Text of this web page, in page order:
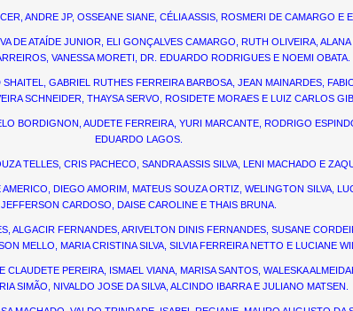
ANDRE JP, OSSEANE SIANE, CÉLIA ASSIS, ROSMERI DE CAMARGO E
DE ATAÍDE JUNIOR, ELI GONÇALVES CAMARGO, RUTH OLIVEIRA, ALANA
VANESSA MORETI, DR. EDUARDO RODRIGUES E NOEMI OBATA.
SHAITEL, GABRIEL RUTHES FERREIRA BARBOSA, JEAN MAINARDES,
SCHNEIDER, THAYSA SERVO, ROSIDETE MORAES E LUIZ CARLOS
BORDIGNON, AUDETE FERREIRA, YURI MARCANTE, RODRIGO
EDUARDO LAGOS.
TELLES, CRIS PACHECO, SANDRA ASSIS SILVA, LENI MACHADO E
DIEGO AMORIM, MATEUS SOUZA ORTIZ, WELINGTON SILVA,
JEFFERSON CARDOSO, DAISE CAROLINE E THAIS BRUNA.
ALGACIR FERNANDES, ARIVELTON DINIS FERNANDES, SUSANE
MELLO, MARIA CRISTINA SILVA, SILVIA FERREIRA NETTO E LUCIANE
CLAUDETE PEREIRA, ISMAEL VIANA, MARISA SANTOS, WALESKA
SIMÃO, NIVALDO JOSE DA SILVA, ALCINDO IBARRA E JULIANO MATSEN.